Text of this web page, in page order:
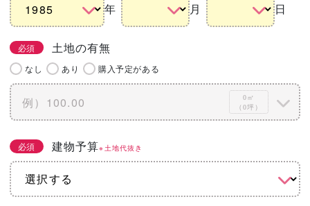
年 月 日
必須 土地の有無
なし あり 購入予定がある
0㎡
（0坪）
必須 建物予算※土地代抜き